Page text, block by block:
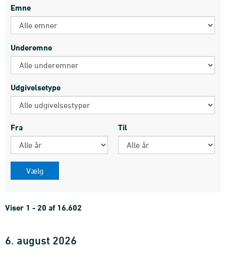
Emne
Underemne
Udgivelsetype
Fra Til
Viser 1 - 20 af 16.602
6. august 2026